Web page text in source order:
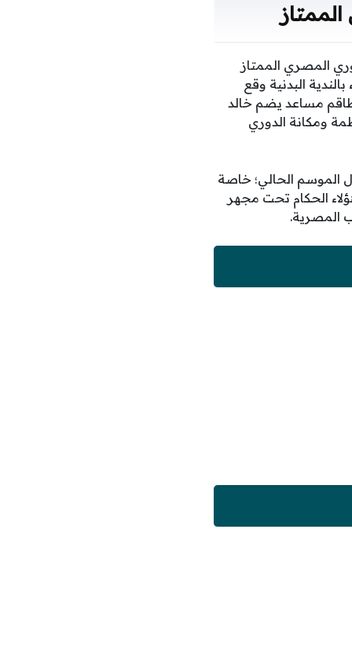
المصري الممتاز
البدنية وقع
طاقم مساعد يضم خالد
ومكانة الدوري
الموسم الحالي؛ خاصة
الحكام تحت مجهر
المصرية.